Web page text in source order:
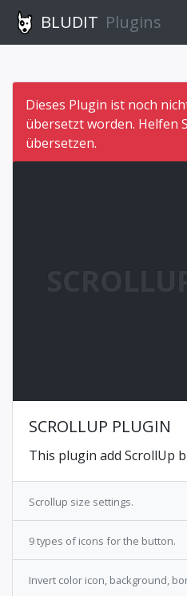
BLUDIT Plugins
Dieses Plugin ist noch
übersetzt worden. Helfen
übersetzen.
SCROLLUP PLUGIN
This plugin add ScrollUp
Scrollup size settings.
9 types of icons for the button.
Invert color icon, background,